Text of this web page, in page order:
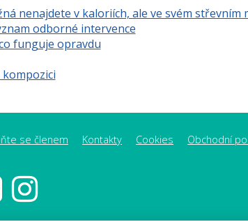
nenajdete v kaloriích, ale ve svém střevním
odborné intervence
funguje opravdu
se členem Kontakty Cookies Obchodní